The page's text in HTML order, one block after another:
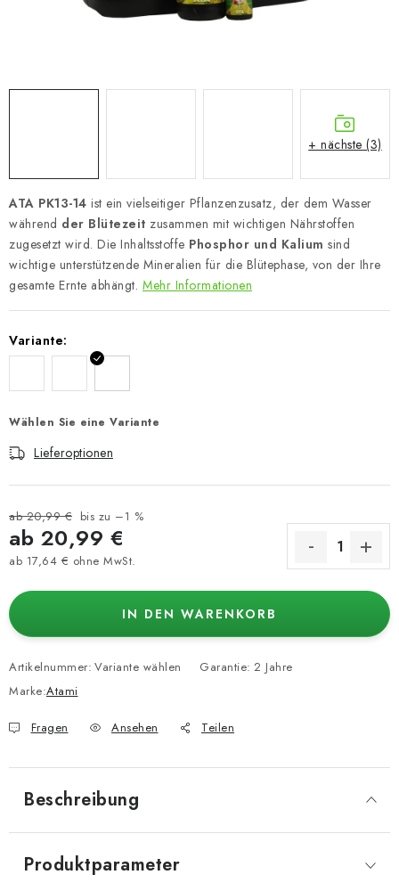
ATA PK13-14 ist ein vielseitiger Pflanzenzusatz, der dem Wasser
während der Blütezeit zusammen mit wichtigen Nährstoffen
zugesetzt wird. Die Inhaltsstoffe Phosphor und Kalium sind
wichtige unterstützende Mineralien für die Blütephase, von der Ihre
gesamte Ernte abhängt. Mehr Informationen
Variante:
Wählen Sie eine Variante
Lieferoptionen
ab 20,99 € bis zu –1 %
ab 20,99 €
ab 17,64 € ohne MwSt.
IN DEN WARENKORB
Artikelnummer: Variante wählen
Marke:Atami
Garantie: 2 Jahre
Fragen Ansehen Teilen
+ nächste (3)
Beschreibung
Produktparameter